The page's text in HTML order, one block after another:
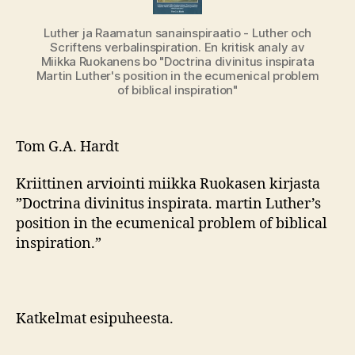
Luther ja Raamatun sanainspiraatio - Luther och
Scriftens verbalinspiration. En kritisk analy av
Miikka Ruokanens bo "Doctrina divinitus inspirata
Martin Luther's position in the ecumenical problem
of biblical inspiration"
Tom G.A. Hardt
Kriittinen arviointi miikka Ruokasen kirjasta
”Doctrina divinitus inspirata. martin Luther’s
position in the ecumenical problem of biblical
inspiration.”
Katkelmat esipuheesta.